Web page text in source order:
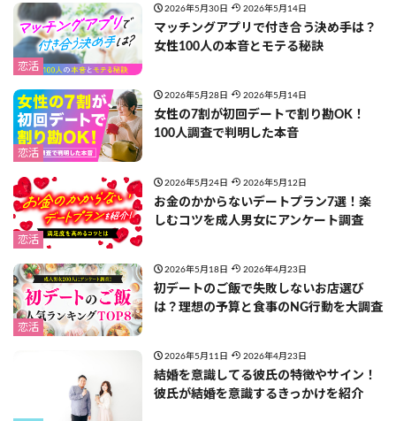
恋活
2026年5月30日 2026年5月14日
マッチングアプリで付き合う決め手は？
女性100人の本音とモテる秘訣
恋活
2026年5月28日 2026年5月14日
女性の7割が初回デートで割り勘OK！
100人調査で判明した本音
恋活
2026年5月24日 2026年5月12日
お金のかからないデートプラン7選！楽
しむコツを成人男女にアンケート調査
恋活
2026年5月18日 2026年4月23日
初デートのご飯で失敗しないお店選び
は？理想の予算と食事のNG行動を大調査
2026年5月11日 2026年4月23日
結婚を意識してる彼氏の特徴やサイン！
彼氏が結婚を意識するきっかけを紹介